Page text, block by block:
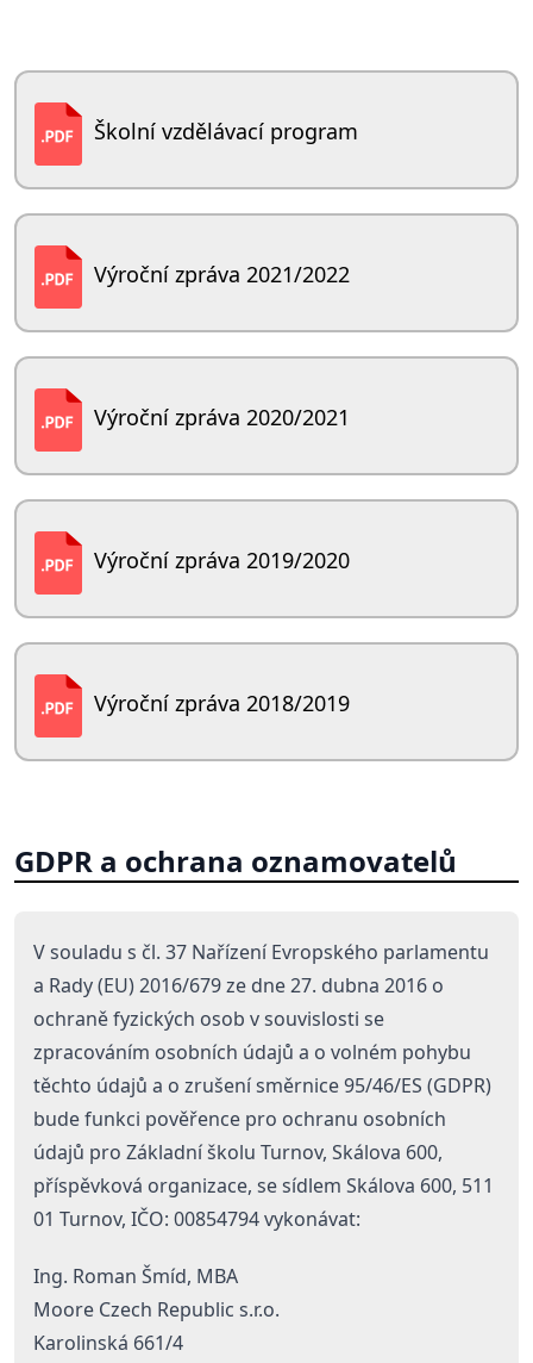
Školní vzdělávací program
Výroční zpráva 2021/2022
Výroční zpráva 2020/2021
Výroční zpráva 2019/2020
Výroční zpráva 2018/2019
GDPR a ochrana oznamovatelů
V souladu s čl. 37 Nařízení Evropského parlamentu
a Rady (EU) 2016/679 ze dne 27. dubna 2016 o
ochraně fyzických osob v souvislosti se
zpracováním osobních údajů a o volném pohybu
těchto údajů a o zrušení směrnice 95/46/ES (GDPR)
bude funkci pověřence pro ochranu osobních
údajů pro Základní školu Turnov, Skálova 600,
příspěvková organizace, se sídlem Skálova 600, 511
01 Turnov, IČO: 00854794 vykonávat:
Ing. Roman Šmíd, MBA
Moore Czech Republic s.r.o.
Karolinská 661/4